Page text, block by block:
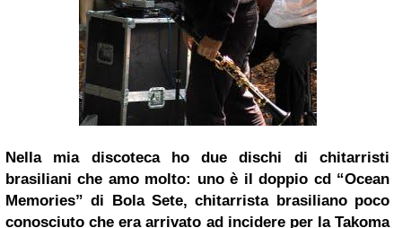
Nella mia discoteca ho due dischi di chitarristi
brasiliani che amo molto: uno è il doppio cd “Ocean
Memories” di Bola Sete, chitarrista brasiliano poco
conosciuto che era arrivato ad incidere per la Takoma